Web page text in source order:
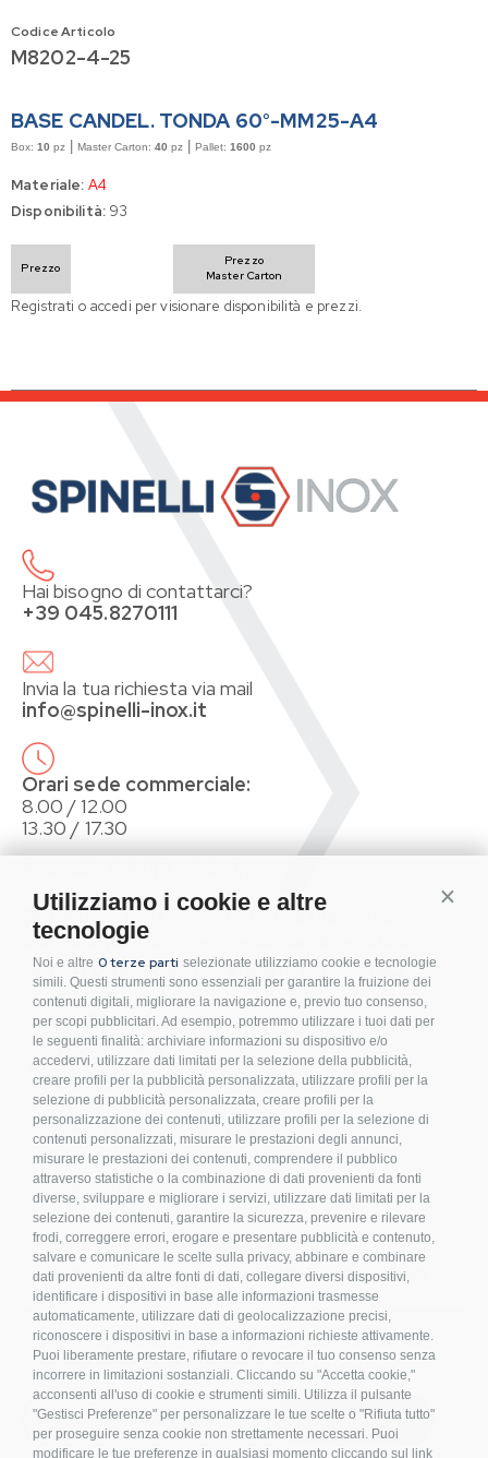
Utilizziamo i cookie e altre
tecnologie
Noi e altre 0 terze parti selezionate utilizziamo cookie e tecnologie
simili. Questi strumenti sono essenziali per garantire la fruizione dei
contenuti digitali, migliorare la navigazione e, previo tuo consenso,
per scopi pubblicitari. Ad esempio, potremmo utilizzare i tuoi dati per
le seguenti finalità: archiviare informazioni su dispositivo e/o
accedervi, utilizzare dati limitati per la selezione della pubblicità,
creare profili per la pubblicità personalizzata, utilizzare profili per la
selezione di pubblicità personalizzata, creare profili per la
personalizzazione dei contenuti, utilizzare profili per la selezione di
contenuti personalizzati, misurare le prestazioni degli annunci,
misurare le prestazioni dei contenuti, comprendere il pubblico
attraverso statistiche o la combinazione di dati provenienti da fonti
diverse, sviluppare e migliorare i servizi, utilizzare dati limitati per la
selezione dei contenuti, garantire la sicurezza, prevenire e rilevare
frodi, correggere errori, erogare e presentare pubblicità e contenuto,
salvare e comunicare le scelte sulla privacy, abbinare e combinare
dati provenienti da altre fonti di dati, collegare diversi dispositivi,
identificare i dispositivi in base alle informazioni trasmesse
automaticamente, utilizzare dati di geolocalizzazione precisi,
riconoscere i dispositivi in base a informazioni richieste attivamente.
Puoi liberamente prestare, rifiutare o revocare il tuo consenso senza
incorrere in limitazioni sostanziali. Cliccando su "Accetta cookie,"
acconsenti all'uso di cookie e strumenti simili. Utilizza il pulsante
"Gestisci Preferenze" per personalizzare le tue scelte o "Rifiuta tutto"
per proseguire senza cookie non strettamente necessari. Puoi
modificare le tue preferenze in qualsiasi momento cliccando sul link
Codice Articolo
M8202-4-25
BASE CANDEL. TONDA 60°-MM25-A4
Box: 10 pz Master Carton: 40 pz Pallet: 1600 pz
Materiale: A4
Disponibilità: 93
Prezzo
Prezzo
Master Carton
Registrati o accedi per visionare disponibilità e prezzi.
Hai bisogno di contattarci?
+39 045.8270111
Invia la tua richiesta via mail
info@spinelli-inox.it
Orari sede commerciale:
8.00 / 12.00
13.30 / 17.30
Distributori per il mercato B2B di Bulloneria,
Raccorderia e Accessori in Acciaio Inossidabile.
Sistemi di fissaggio per Impianti Fotovoltaici.
Condizioni d’acquisto
Privacy Policy
Cookies
Compliance
Etichettatura Ambientale
FAQ
Bulloneria
Raccorderia
Accessori per Arredo e Nautica
Sistemi di fissaggio per Impianti Fotovoltaici
Iscriviti alla nostra newsletter!
ISCRIVITI